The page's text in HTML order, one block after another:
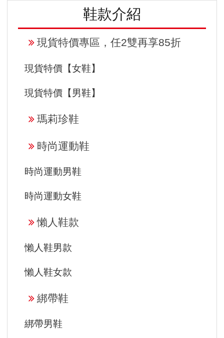
鞋款介紹
現貨特價專區，任2雙再享85折
現貨特價【女鞋】
現貨特價【男鞋】
瑪莉珍鞋
時尚運動鞋
時尚運動男鞋
時尚運動女鞋
懶人鞋款
懶人鞋男款
懶人鞋女款
綁帶鞋
綁帶男鞋